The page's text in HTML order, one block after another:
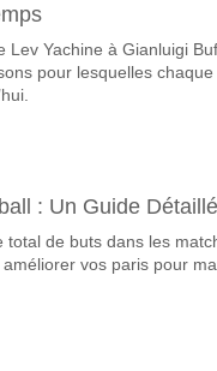
St. Patrick?
a un pourcentage de 15%.
Lev Yachine à Gianluigi
pour lesquelles chaque
: Un Guide Détaillé
de buts dans les
vos paris pour